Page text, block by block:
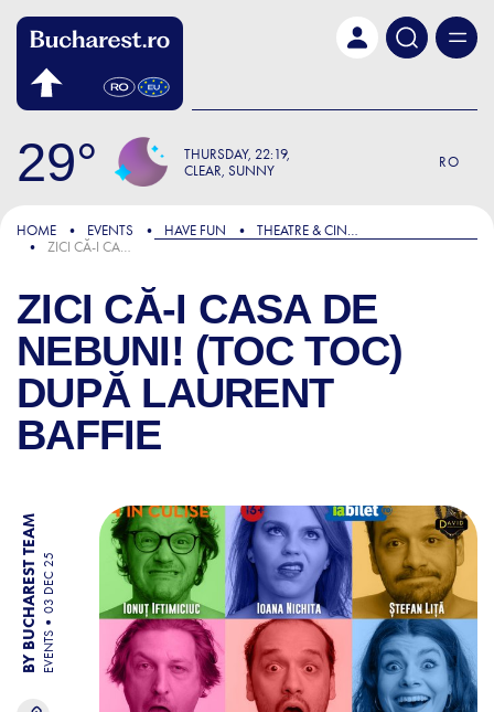
29 THURSDAY 22:19
CLEAR, SUNNY
RO
HOME EVENTS HAVE FUN
THEATRE & CINEMA
ZICI CĂ-I CASA DE NEBUNI! (TOC TOC) DUPĂ LAURENT BAFFIE
ZICI CĂ-I CASA DE
NEBUNI! (TOC TOC)
DUPĂ LAURENT
BAFFIE
BY BUCHAREST TEAM EVENTS
03 DEC 25